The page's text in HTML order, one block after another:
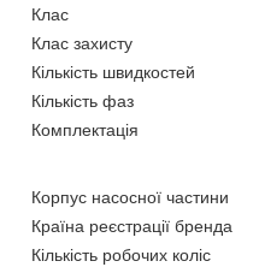
Клас
Клас захисту
Кількість швидкостей
Кількість фаз
Комплектація
Корпус насосної частини
Країна реєстрації бренда
Кількість робочих коліс